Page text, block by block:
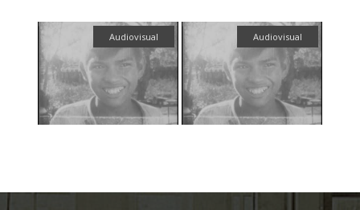
Audiovisual Audiovisual